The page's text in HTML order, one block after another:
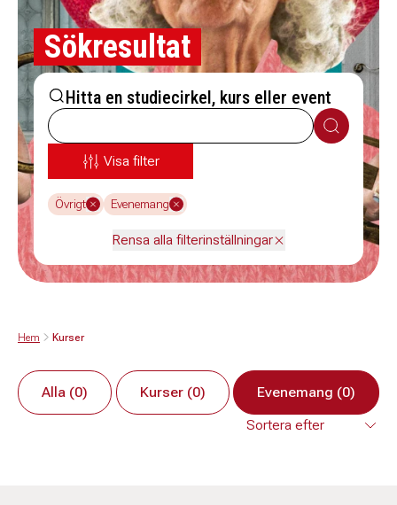
Sökresultat
Hitta en studiecirkel, kurs eller event
Sök
Visa filter
Övrigt Evenemang
Rensa alla filterinställningar
Hem Kurser
Alla (0) Kurser (0) Evenemang (0)